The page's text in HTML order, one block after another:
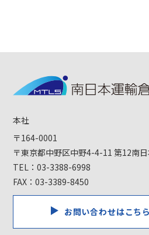
本社
〒164-0001
〒東京都中野区中野4-4-11 第12南
TEL：03-3388-6998
FAX：03-3389-8450
お問い合わせはこちら